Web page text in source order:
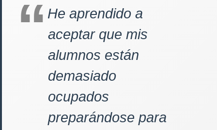
He aprendido a
aceptar que mis
alumnos están
demasiado
ocupados
preparándose para